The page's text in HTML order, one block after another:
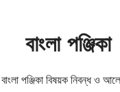
বাংলা পঞ্জিকা
বাংলা পঞ্জিকা বিষয়ক নিবন্ধ ও